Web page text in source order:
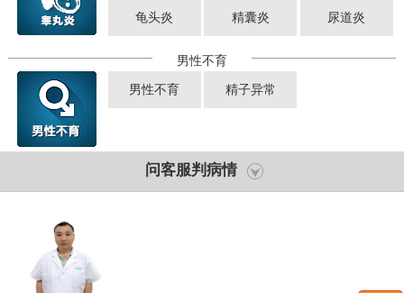
龟头炎 精囊炎 尿道炎
男性不育
男性不育 精子异常
问客服判病情